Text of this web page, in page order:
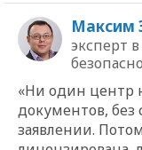
Максим
эксперт
«Ни один центр
документов,
заявлении.